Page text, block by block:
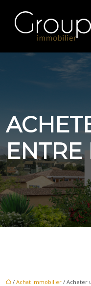
ENTRE
/ Achat immobilier / Acheter